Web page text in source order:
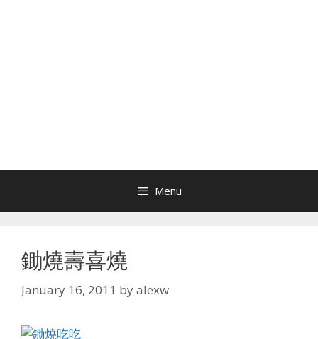
Menu
鋤燒壽喜燒
January 16, 2011 byalexw